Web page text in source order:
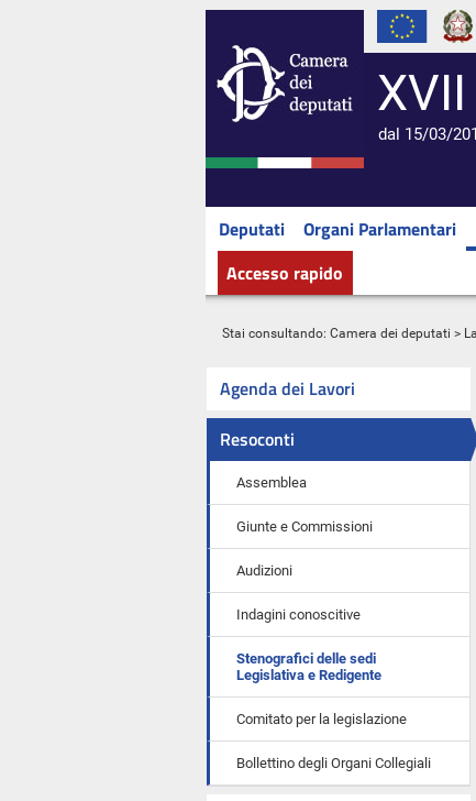
dal 15/03/
Deputati Organi Parlamentari
Accesso rapido
Stai consultando: Camera dei deputati >
Agenda dei Lavori
Resoconti
Assemblea
Giunte e Commissioni
Audizioni
Indagini conoscitive
Stenografici delle sedi
Legislativa e Redigente
Comitato per la legislazione
Bollettino degli Organi Collegiali